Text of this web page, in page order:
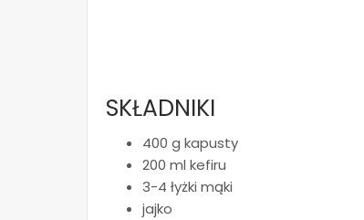
SKŁADNIKI
400 g kapusty
200 ml kefiru
3-4 łyżki mąki
jajko